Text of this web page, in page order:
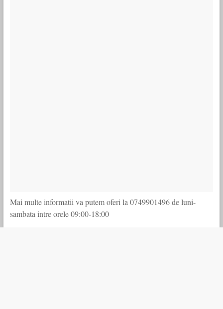
Mai multe informatii va putem oferi la 0749901496 de luni-
sambata intre orele 09:00-18:00